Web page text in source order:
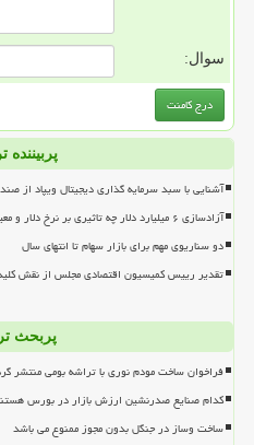
سوال:
پربیننده
آشنایی با سبد سرمایه گذاری دیجیتال ویپاد از
آزادسازی ۶ میلیارد دلار چه تاثیری بر نرخ دلار و معیشت مردم دارد؟
دو سناریوی مهم برای بازار سهام تا انتهای سال
تقدیر رییس کمیسیون اقتصادی مجلس از نقش
پربحث
فراخوان ساخت مودم نوری با تراشه بومی منتشر
کدام صنایع صدرنشین ارزش بازار در بورس هستند به علاوه
ساخت وساز در جنگل بدون مجوز ممنوع می باشد